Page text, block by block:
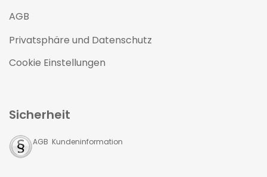
AGB
Privatsphäre und Datenschutz
Cookie Einstellungen
Sicherheit
AGB Kundeninformation